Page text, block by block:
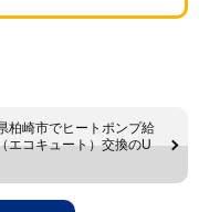
柏崎市でヒートポンプ給
エコキュート）交換のU